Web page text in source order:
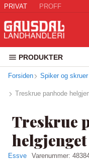
PRIVAT PROFF
PRODUKTER
Forsiden Spiker og skruer
Treskrue panhode
Treskrue
Essve Varenummer: